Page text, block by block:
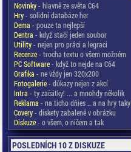
Novinky- hlavně ze světa C64
Hry- solidní databáze her
Dema - pouze ta nejlepší
Dentra - když stačí jeden soubor
Utility- nejen pro práci a legraci
Recenze- trocha textu o všem možném
PC Software- když to nejde na C64
Grafika - ne vždy jen 320x200
Fotogalerie- důkazy nejen z akcí
Intra - ty začátky! ... a mnohdy několik
Reklama - na ticho dňies .. a na hry taky
Covery- diskety zabalené v obrázku
Diskuze- o všem, o ničem a tak
POSLEDNÍCH 10 Z DISKUZE